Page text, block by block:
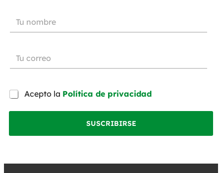
Acepto la Política de privacidad
SUSCRIBIRSE